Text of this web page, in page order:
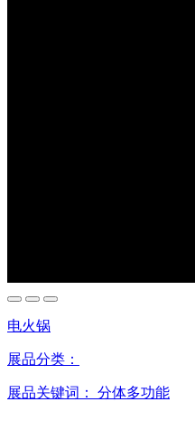
电火锅
展品分类：
展品关键词： 分体多功能